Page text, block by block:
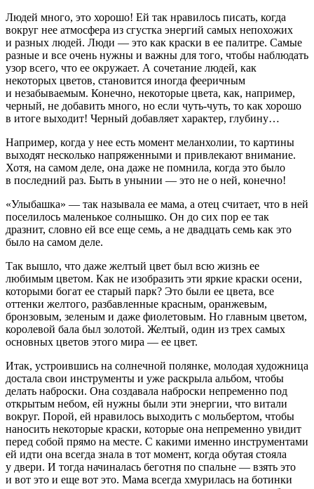
Людей много, это хорошо! Ей так нравилось писать, когда
вокруг нее атмосфера из сгустка энергий самых непохожих
и разных людей. Люди — это как краски в ее палитре. Самые
разные и все очень нужны и важны для того, чтобы наблюдать
узор всего, что ее окружает. А сочетание людей, как
некоторых цветов, становится иногда фееричным
и незабываемым. Конечно, некоторые цвета, как, например,
черный, не добавить много, но если чуть-чуть, то как хорошо
в итоге выходит! Черный добавляет характер, глубину…
Например, когда у нее есть момент меланхолии, то картины
выходят несколько напряженными и привлекают внимание.
Хотя, на самом деле, она даже не помнила, когда это было
в последний раз. Быть в унынии — это не о ней, конечно!
«Улыбашка» — так называла ее мама, а отец считает, что в ней
поселилось маленькое солнышко. Он до сих пор ее так
дразнит, словно ей все еще семь, а не двадцать семь как это
было на самом деле.
Так вышло, что даже желтый цвет был всю жизнь ее
любимым цветом. Как не изобразить эти яркие краски осени,
которыми богат ее старый парк? Это были ее цвета, все
оттенки желтого, разбавленные красным, оранжевым,
бронзовым, зеленым и даже фиолетовым. Но главным цветом,
королевой бала был золотой. Желтый, один из трех самых
основных цветов этого мира — ее цвет.
Итак, устроившись на солнечной полянке, молодая художница
достала свои инструменты и уже раскрыла альбом, чтобы
делать наброски. Она создавала наброски непременно под
открытым небом, ей нужны были эти энергии, что витали
вокруг. Порой, ей нравилось выходить с мольбертом, чтобы
наносить некоторые краски, которые она непременно увидит
перед собой прямо на месте. С какими именно инструментами
ей идти она всегда знала в тот момент, когда обутая стояла
у двери. И тогда начиналась беготня по спальне — взять это
и вот это и еще вот это. Мама всегда хмурилась на ботинки